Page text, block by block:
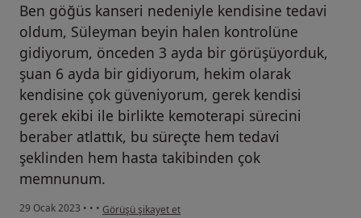
Ben göğüs kanseri nedeniyle kendisine tedavi
oldum, Süleyman beyin halen kontrolüne
gidiyorum, önceden 3 ayda bir görüşüyorduk,
şuan 6 ayda bir gidiyorum, hekim olarak
kendisine çok güveniyorum, gerek kendisi
gerek ekibi ile birlikte kemoterapi sürecini
beraber atlattık, bu süreçte hem tedavi
şeklinden hem hasta takibinden çok
memnunum.
29 Ocak 2023 • • • kullanıcının görüşüne göre g....̇
Görüşü şikayet et